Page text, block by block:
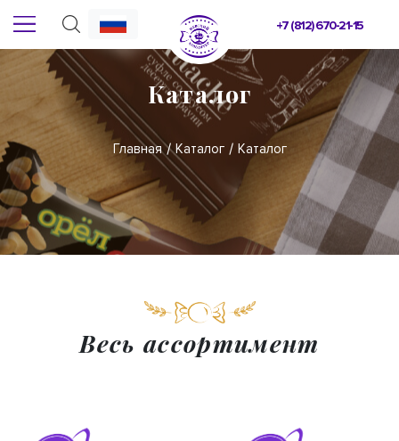
+7 (812) 670-21-15
Каталог
Главная Каталог Каталог
Весь ассортимент